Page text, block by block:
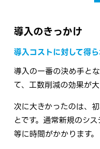
導入のきっかけ
導入コストに対して得
導入の一番の決め手と
て、工数削減の効果が
次に大きかったのは、
とです。通常新規のシ
等に時間がかかります。